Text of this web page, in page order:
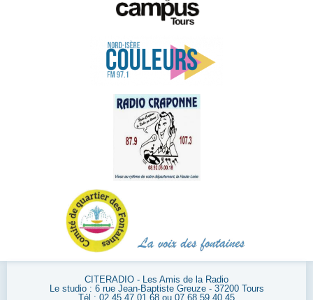
CITERADIO - Les Amis de la Radio
Le studio : 6 rue Jean-Baptiste Greuze - 37200 Tours
Tél : 02 45 47 01 68 ou 07 68 59 40 45